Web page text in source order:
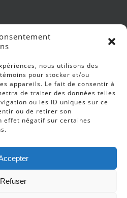
nous utilisons des
pour stocker et/ou
appareils. Le fait de consentir à
de traiter des données telles
ou les ID uniques sur ce
ou de retirer son
effet négatif sur certaines
Refuser
personnelles